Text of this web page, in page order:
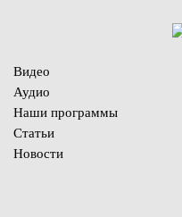
Видео
Аудио
Наши программы
Статьи
Новости